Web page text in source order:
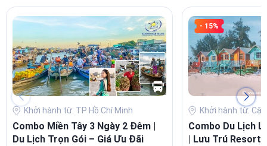
Khởi hành từ: TP Hồ Chí Minh
Combo Miền Tây 3 Ngày 2 Đêm |
Du Lịch Trọn Gói – Giá Ưu Đãi
- 15%
Khởi hành từ:
Combo Du Lịch
| Lưu Trú Resort